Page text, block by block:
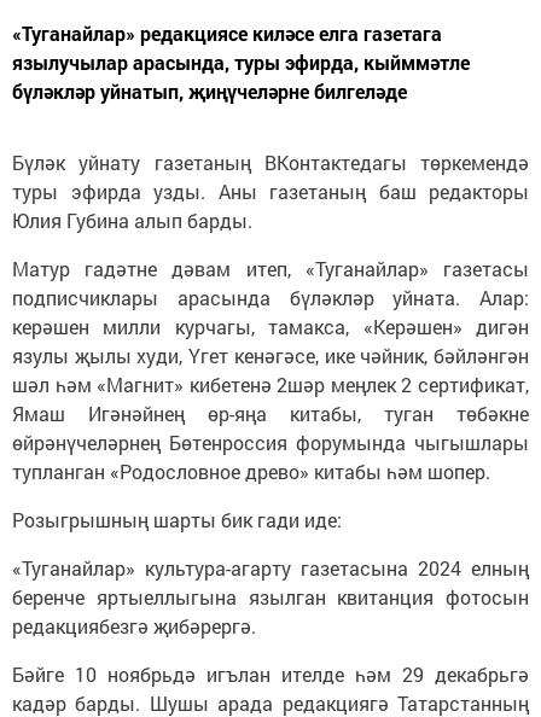
«Туганайлар» редакциясе киләсе елга газетага
язылучылар арасында, туры эфирда, кыйммәтле
бүләкләр уйнатып, җиңүчеләрне билгеләде
Бүләк уйнату газетаның ВКонтактедагы төркемендә
туры эфирда узды. Аны газетаның баш редакторы
Юлия Губина алып барды.
Матур гадәтне дәвам итеп, «Туганайлар» газетасы
подписчиклары арасында бүләкләр уйната. Алар:
керәшен милли курчагы, тамакса, «Керәшен» дигән
язулы җылы худи, Үгет кенәгәсе, ике чәйник, бәйләнгән
шәл һәм «Магнит» кибетенә 2шәр меңлек 2 сертификат,
Ямаш Игәнәйнең өр-яңа китабы, туган төбәкне
өйрәнүчеләрнең Бөтенроссия форумында чыгышлары
тупланган «Родословное древо» китабы һәм шопер.
Розыгрышның шарты бик гади иде:
«Туганайлар» культура-агарту газетасына 2024 елның
беренче яртыеллыгына язылган квитанция фотосын
редакциябезгә җибәрергә.
Бәйге 10 ноябрьдә игълан ителде һәм 29 декабрьгә
кадәр барды. Шушы арада редакциягә Татарстанның